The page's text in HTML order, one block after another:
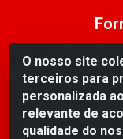
O nosso site
terceiros para
personalizada
relevante de
qualidade do
Ricopeças
Rua Alicio